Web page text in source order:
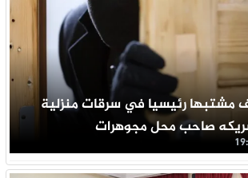
مشتبها رئيسيا في سرقات منزلية
صاحب محل مجوهرات